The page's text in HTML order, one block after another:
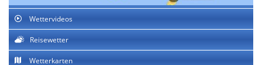
Wettervideos
Reisewetter
Wetterkarten